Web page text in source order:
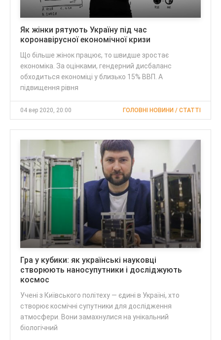
Як жінки рятують Україну під час
коронавірусної економічної кризи
Що більше жінок працює, то швидше зростає
економіка. За оцінками, гендерний дисбаланс
обходиться економіці у близько 15% ВВП. А
підвищення рівня
04 вер 2020, 20:00 ГОЛОВНІ НОВИНИ / CТАТТІ
Гра у кубики: як українські науковці
створюють наносупутники і досліджують
космос
Учені з Київського політеху — єдині в Україні, хто
створює космічні супутники для дослідження
атмосфери. Вони замахнулися на унікальний
біологічний